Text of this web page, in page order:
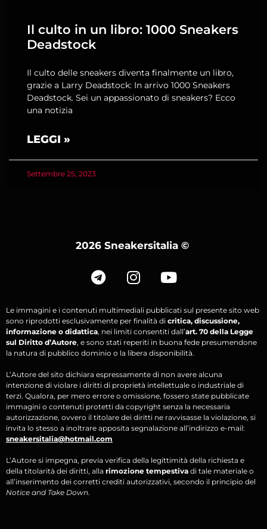
Il culto in un libro: 1000 Sneakers
Deadstock
Il culto delle sneakers diventa finalmente un libro,
grazie a Larry Deadstock: In arrivo 1000 Sneakers
Deadstock. Sei un appassionato di sneakers? Ecco
una notizia
LEGGI »
Settembre 25, 2023
2026 Sneakersitalia ©
Le immagini e i contenuti multimediali pubblicati sul presente sito web
sono riprodotti esclusivamente per finalità di critica, discussione,
informazione o didattica, nei limiti consentiti dall’art. 70 della Legge
sul Diritto d’Autore, e sono stati reperiti in buona fede presumendone
la natura di pubblico dominio o la libera disponibilità.
L’Autore del sito dichiara espressamente di non avere alcuna
intenzione di violare i diritti di proprietà intellettuale o industriale di
terzi. Qualora, per mero errore o omissione, fossero state pubblicate
immagini o contenuti protetti da copyright senza la necessaria
autorizzazione, ovvero il titolare dei diritti ne ravvisasse la violazione, si
invita lo stesso a inoltrare apposita segnalazione all’indirizzo e-mail:
sneakersitalia@hotmail.com
L’Autore si impegna, previa verifica della legittimità della richiesta e
della titolarità dei diritti, alla rimozione tempestiva di tale materiale o
all’inserimento dei corretti crediti autorizzativi, secondo il principio del
Notice and Take Down.